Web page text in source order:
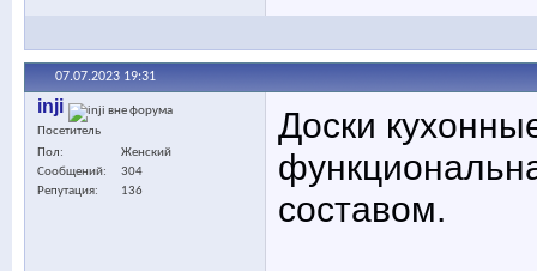
07.07.2023 19:31
inji
Посетитель
Пол
Женский
Сообщений
304
Репутация
136
Доски
составом.